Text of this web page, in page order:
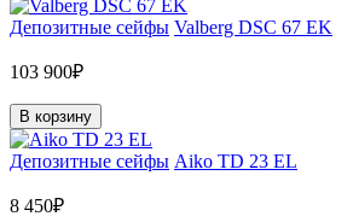
Депозитные сейфы Valberg DSC 67 EK
103 900₽
В корзину
Депозитные сейфы Aiko TD 23 EL
8 450₽